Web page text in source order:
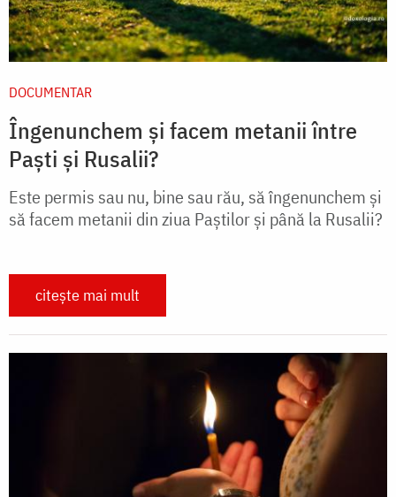
DOCUMENTAR
Îngenunchem și facem metanii între
Paști și Rusalii?
Este permis sau nu, bine sau rău, să îngenunchem şi
să facem metanii din ziua Paștilor și până la Rusalii?
citește mai mult